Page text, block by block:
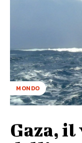
MONDO
Gaza, il